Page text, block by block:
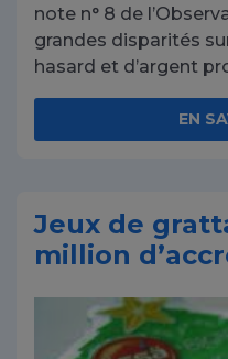
note n° 8 de l’
grandes disparités
hasard et d’argent
EN
Jeux de
million